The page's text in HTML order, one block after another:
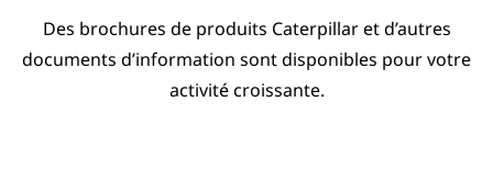
Des brochures de produits Caterpillar et d’autres
documents d’information sont disponibles pour votre
activité croissante.